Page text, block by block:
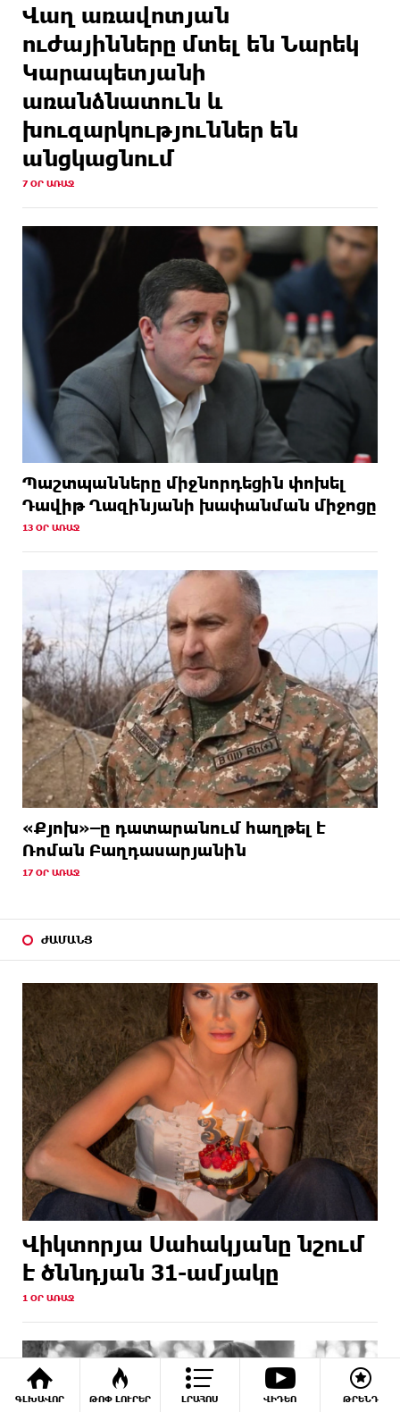
ԳԼԽԱՎՈՐ ԹՈՓ ԼՈՒՐԵՐ ԼՐԱՀՈՍ ՎԻԴԵՈ ԹՐԵՆԴ
Վաղ առավոտյան
ուժայինները մտել են Նարեկ
Կարապետյանի
առանձնատուն և
խուզարկություններ են
անցկացնում
7 ՕՐ ԱՌԱՋ
Պաշտպանները միջնորդեցին փոխել
Դավիթ Ղազինյանի խափանման միջոցը
13 ՕՐ ԱՌԱՋ
«Քյոխ»–ը դատարանում հաղթել է
Ռոման Բաղդասարյանին
17 ՕՐ ԱՌԱՋ
ԺԱՄԱՆՑ
Վիկտորյա Սահակյանը նշում
է ծննդյան 31-ամյակը
1 ՕՐ ԱՌԱՋ